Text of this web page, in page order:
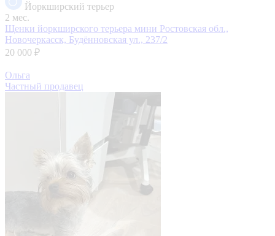
Йоркширский терьер
2 мес.
Щенки йоркширского терьера мини Ростовская обл.,
Новочеркасск, Будённовская ул., 237/2
20 000 ₽
Ольга
Частный продавец